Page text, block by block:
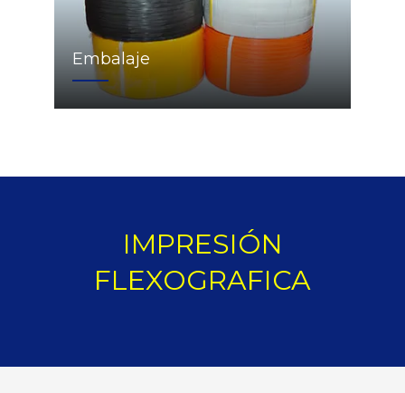
Embalaje
IMPRESIÓN
FLEXOGRAFICA